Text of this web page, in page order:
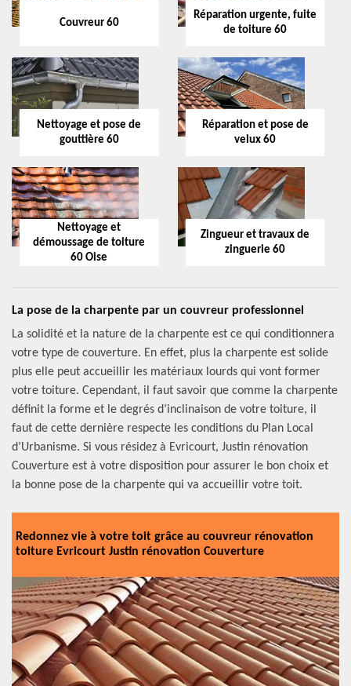
Couvreur 60
Réparation urgente, fuite
de toiture 60
Nettoyage et pose de
gouttière 60
Réparation et pose de
velux 60
Nettoyage et
démoussage de toiture
60 Oise
Zingueur et travaux de
zinguerie 60
La pose de la charpente par un couvreur professionnel
La solidité et la nature de la charpente est ce qui conditionnera
votre type de couverture. En effet, plus la charpente est solide
plus elle peut accueillir les matériaux lourds qui vont former
votre toiture. Cependant, il faut savoir que comme la charpente
définit la forme et le degrés d’inclinaison de votre toiture, il
faut de cette dernière respecte les conditions du Plan Local
d’Urbanisme. Si vous résidez à Evricourt, Justin rénovation
Couverture est à votre disposition pour assurer le bon choix et
la bonne pose de la charpente qui va accueillir votre toit.
Redonnez vie à votre toit grâce au couvreur rénovation
toiture Evricourt Justin rénovation Couverture